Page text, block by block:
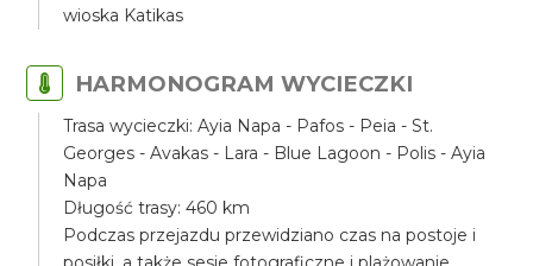
wioska Katikas
HARMONOGRAM WYCIECZKI
Trasa wycieczki: Ayia Napa - Pafos - Peia - St.
Georges - Avakas - Lara - Blue Lagoon - Polis - Ayia
Napa
Długość trasy: 460 km
Podczas przejazdu przewidziano czas na postoje i